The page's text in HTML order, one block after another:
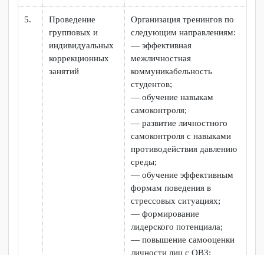
инвалидностью в социум.
Педагог –
психологосуществляет
психологическое
сопровождение лиц с
ограниченными
возможностями здоровья и
инвалидностью по
взаимодействию с
ближайшим
заинтересованным
окружением и
психологическое
сопровождение
образовательного
процесса, социализацию и
профессиональное
самоопределение